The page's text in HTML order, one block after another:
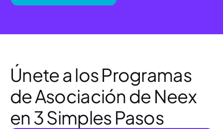
Únete a los Programas
de Asociación de Neex
en 3 Simples Pasos